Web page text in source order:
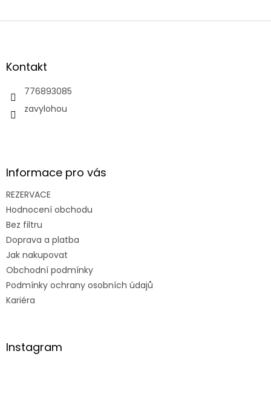
Z
aKontakt
776893085
zavylohou
Informace pro vás
REZERVACE
Hodnocení obchodu
Bez filtru
Doprava a platba
Jak nakupovat
Obchodní podmínky
Podmínky ochrany osobních údajů
Kariéra
Instagram